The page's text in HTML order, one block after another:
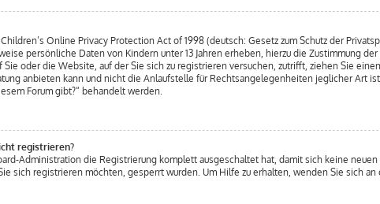
Online Privacy Protection Act of 1998 (deutsch: Gesetz zum Schutz der
persönliche Daten von Kindern unter 13 Jahren erheben, hierzu die Zustimmung
Sie oder die Website, auf der Sie sich zu registrieren versuchen, zutrifft, ziehen Sie
anbieten kann und nicht die Anlaufstelle für Rechtsangelegenheiten jeglicher Art
Forum gibt?“ behandelt werden.
registrieren?
Administration die Registrierung komplett ausgeschaltet hat, damit sich keine
sich registrieren möchten, gesperrt wurden. Um Hilfe zu erhalten, wenden Sie sich